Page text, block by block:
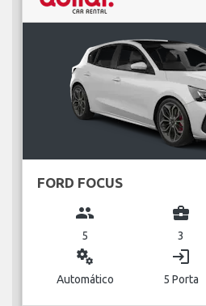
FORD FOCUS
group
5
business_center
3
miscellaneous_services
Automático
login
5 Porta